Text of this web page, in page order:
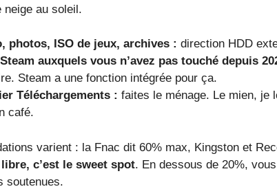
neige au soleil.
photos, ISO de jeux, archives : direction HDD
auxquels vous n’avez pas touché depuis
Steam a une fonction intégrée pour ça.
Téléchargements : faites le ménage. Le mien, je
café.
varient : la Fnac dit 60% max, Kingston et
c’est le sweet spot. En dessous de 20%,
soutenues.